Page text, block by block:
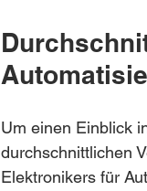
Um einen Einblick
durchschnittlichen
Elektronikers für